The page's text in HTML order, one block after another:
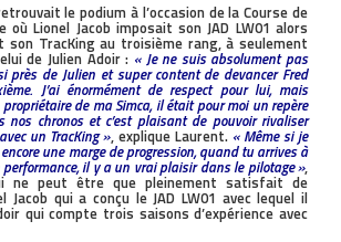
le podium à l’occasion de la Course de
où Lionel Jacob imposait son JAD LW01 alors
son TracKing au troisième rang, à seulement
de Julien Adoir : « Je ne suis absolument pas
près de Julien et super content de devancer Fred
J’ai énormément de respect pour lui, mais
propriétaire de ma Simca, il était pour moi un repère
nos chronos et c’est plaisant de pouvoir rivaliser
un TracKing », explique Laurent. « Même si je
une marge de progression, quand tu arrives à
il y a un vrai plaisir dans le pilotage »,
ne peut être que pleinement satisfait de
Jacob qui a conçu le JAD LW01 avec lequel il
qui compte trois saisons d’expérience avec